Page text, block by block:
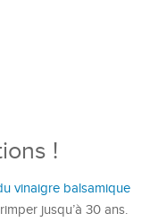
!
vinaigre balsamique
jusqu’à 30 ans.